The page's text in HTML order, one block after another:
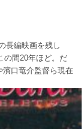
長編映画を残し
の間20年ほど。だ
濱口竜介監督ら現在